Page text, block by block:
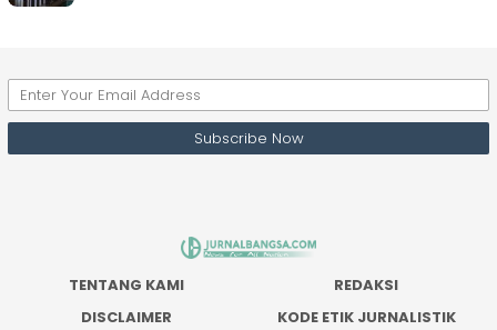
TENTANG KAMI
REDAKSI
DISCLAIMER
KODE ETIK JURNALISTIK